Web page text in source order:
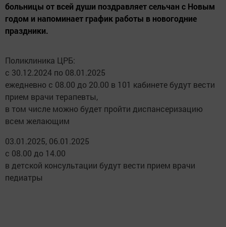
больницы от всей души поздравляет сельчан с Новым
годом и напоминает график работы в новогодние
праздники.
Поликлиника ЦРБ:
с 30.12.2024 по 08.01.2025
ежедневно с 08.00 до 20.00 в 101 кабинете будут вести
прием врачи терапевты,
в том числе можно будет пройти диспансеризацию
всем желающим
03.01.2025, 06.01.2025
с 08.00 до 14.00
в детской консультации будут вести прием врачи
педиатры